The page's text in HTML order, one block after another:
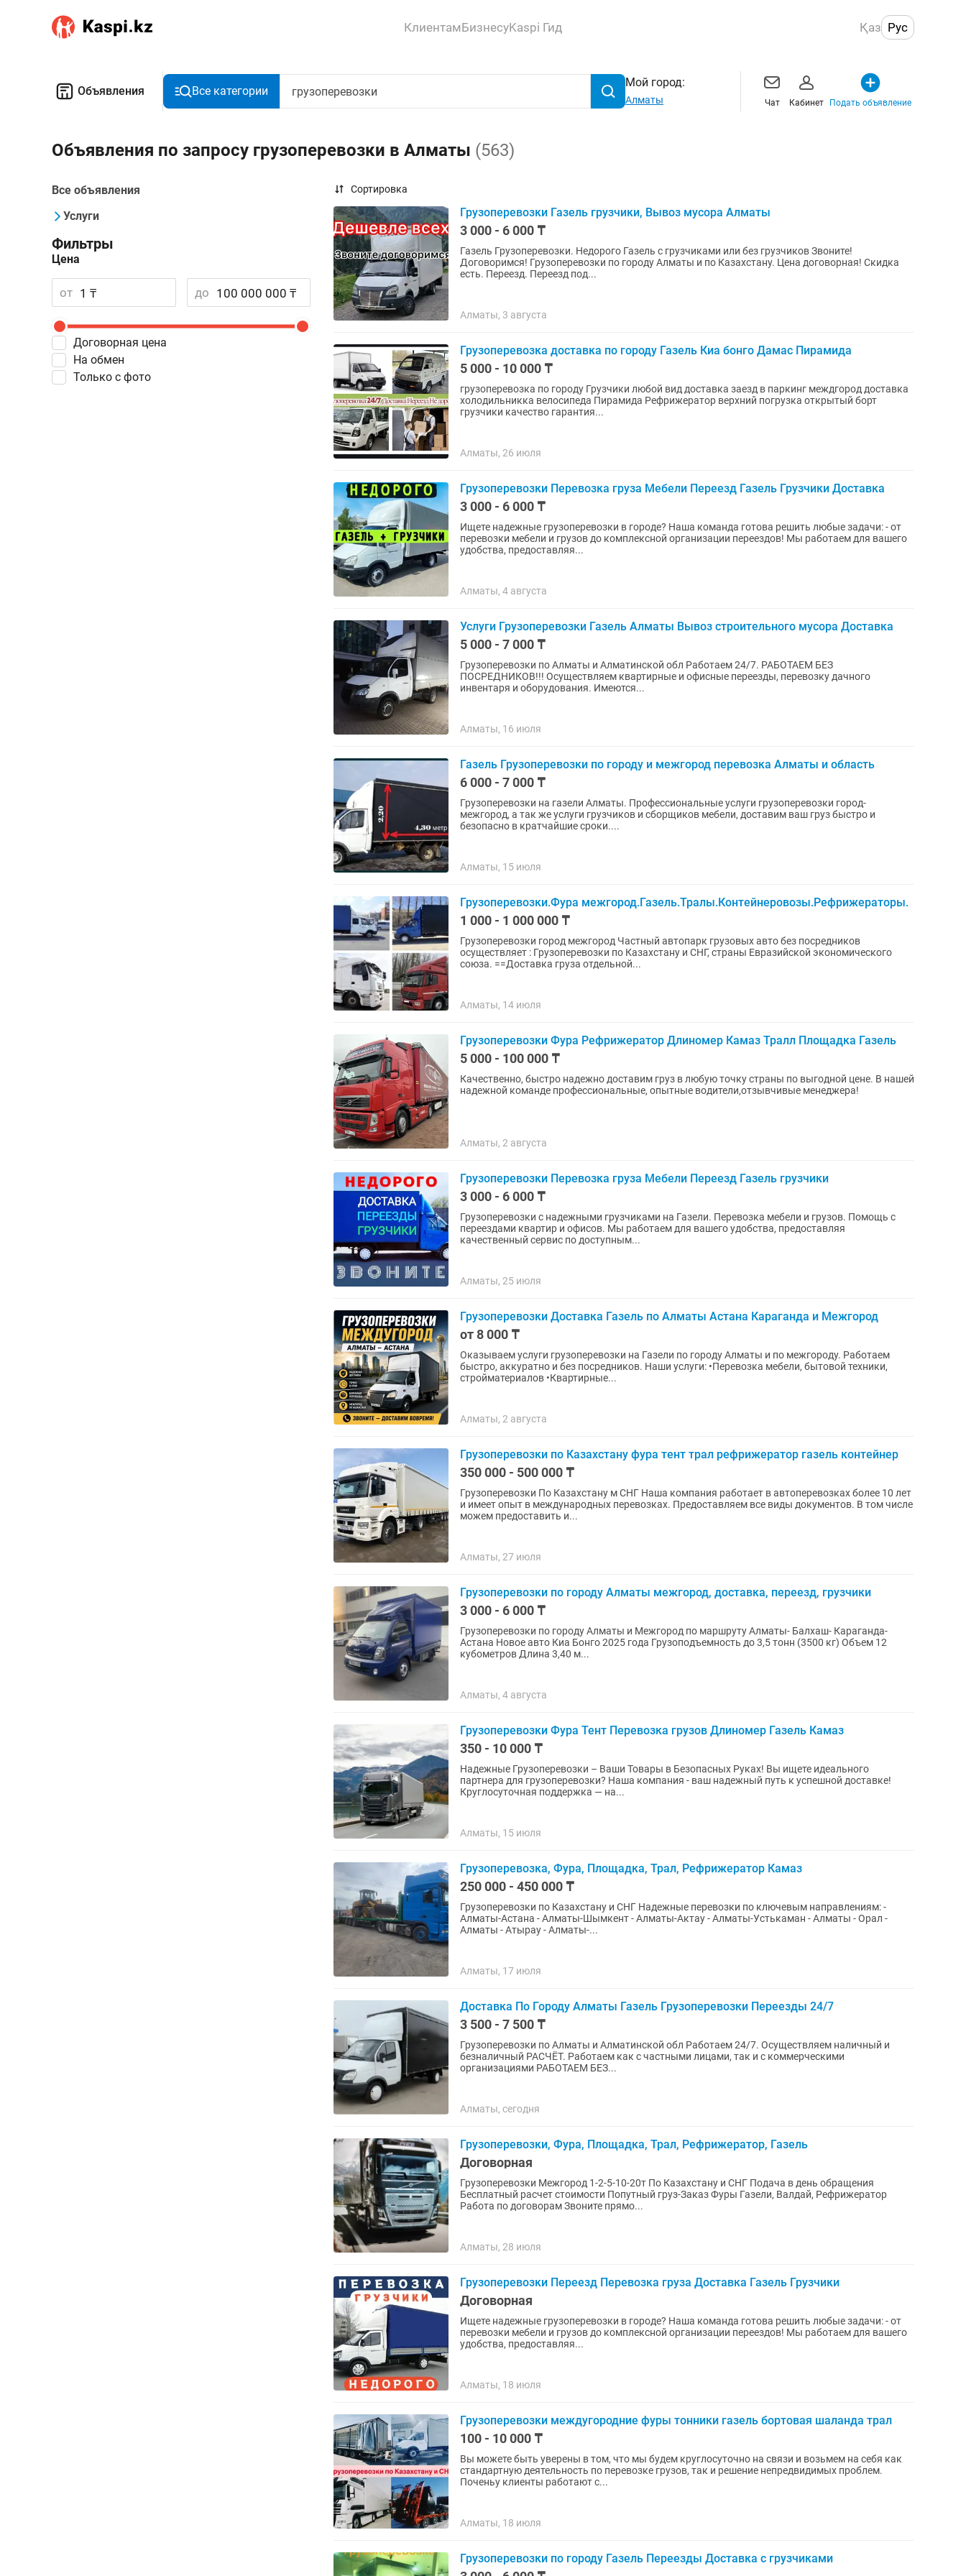
КлиентамБизнесуKaspi Гид Қаз Рус
Объявления Все категории
Мой город:
Алматы Чат Кабинет Подать объявление
Объявления по запросу грузоперевозки в Алматы (563)
Все объявления
Услуги
Фильтры
Цена
от до
Договорная цена
На обмен
Только с фото
Сортировка
Грузоперевозки Газель грузчики, Вывоз мусора Алматы
3 000 - 6 000 ₸
Газель Грузоперевозки. Недорого Газель с грузчиками или без грузчиков Звоните!
Договоримся! Грузоперевозки по городу Алматы и по Казахстану. Цена договорная! Скидка
есть. Переезд. Переезд под...
Алматы, 3 августа
Грузоперевозка доставка по городу Газель Киа бонго Дамас Пирамида
5 000 - 10 000 ₸
грузоперевозка по городу Грузчики любой вид доставка заезд в паркинг междгород доставка
холодильникка велосипеда Пирамида Рефрижератор верхний погрузка открытый борт
грузчики качество гарантия...
Алматы, 26 июля
Грузоперевозки Перевозка груза Мебели Переезд Газель Грузчики Доставка
3 000 - 6 000 ₸
Ищете надежные грузоперевозки в городе? Наша команда готова решить любые задачи: - от
перевозки мебели и грузов до комплексной организации переездов! Мы работаем для вашего
удобства, предоставляя...
Алматы, 4 августа
Услуги Грузоперевозки Газель Алматы Вывоз строительного мусора Доставка
5 000 - 7 000 ₸
Грузоперевозки по Алматы и Алматинской обл Работаем 24/7. РАБОТАЕМ БЕЗ
ПОСРЕДНИКОВ!!! Осуществляем квартирные и офисные переезды, перевозку дачного
инвентаря и оборудования. Имеются...
Алматы, 16 июля
Газель Грузоперевозки по городу и межгород перевозка Алматы и область
6 000 - 7 000 ₸
Грузоперевозки на газели Алматы. Профессиональные услуги грузоперевозки город-
межгород, а так же услуги грузчиков и сборщиков мебели, доставим ваш груз быстро и
безопасно в кратчайшие сроки....
Алматы, 15 июля
Грузоперевозки.Фура межгород.Газель.Тралы.Контейнеровозы.Рефрижераторы.
1 000 - 1 000 000 ₸
Грузоперевозки город межгород Частный автопарк грузовых авто без посредников
осуществляет : Грузоперевозки по Казахстану и СНГ, страны Евразийской экономического
союза. ==Доставка груза отдельной...
Алматы, 14 июля
Грузоперевозки Фура Рефрижератор Длиномер Камаз Тралл Площадка Газель
5 000 - 100 000 ₸
Качественно, быстро надежно доставим груз в любую точку страны по выгодной цене. В нашей
надежной команде профессиональные, опытные водители,отзывчивые менеджера!
Алматы, 2 августа
Грузоперевозки Перевозка груза Мебели Переезд Газель грузчики
3 000 - 6 000 ₸
Грузоперевозки с надежными грузчиками на Газели. Перевозка мебели и грузов. Помощь с
переездами квартир и офисов. Мы работаем для вашего удобства, предоставляя
качественный сервис по доступным...
Алматы, 25 июля
Грузоперевозки Доставка Газель по Алматы Астана Караганда и Межгород
от 8 000 ₸
Оказываем услуги грузоперевозки на Газели по городу Алматы и по межгороду. Работаем
быстро, аккуратно и без посредников. Наши услуги: •Перевозка мебели, бытовой техники,
стройматериалов •Квартирные...
Алматы, 2 августа
Грузоперевозки по Казахстану фура тент трал рефрижератор газель контейнер
350 000 - 500 000 ₸
Грузоперевозки По Казахстану м СНГ Наша компания работает в автоперевозках более 10 лет
и имеет опыт в международных перевозках. Предоставляем все виды документов. В том числе
можем предоставить и...
Алматы, 27 июля
Грузоперевозки по городу Алматы межгород, доставка, переезд, грузчики
3 000 - 6 000 ₸
Грузоперевозки по городу Алматы и Межгород по маршруту Алматы- Балхаш- Караганда-
Астана Новое авто Киа Бонго 2025 года Грузоподъемность до 3,5 тонн (3500 кг) Объем 12
кубометров Длина 3,40 м...
Алматы, 4 августа
Грузоперевозки Фура Тент Перевозка грузов Длиномер Газель Камаз
350 - 10 000 ₸
Надежные Грузоперевозки – Ваши Товары в Безопасных Руках! Вы ищете идеального
партнера для грузоперевозки? Наша компания - ваш надежный путь к успешной доставке!
Круглосуточная поддержка — на...
Алматы, 15 июля
Грузоперевозка, Фура, Площадка, Трал, Рефрижератор Камаз
250 000 - 450 000 ₸
Грузоперевозки по Казахстану и СНГ Надежные перевозки по ключевым направлениям: -
Алматы-Астана - Алматы-Шымкент - Алматы-Актау - Алматы-Устькаман - Алматы - Орал -
Алматы - Атырау - Алматы-...
Алматы, 17 июля
Доставка По Городу Алматы Газель Грузоперевозки Переезды 24/7
3 500 - 7 500 ₸
Грузоперевозки по Алматы и Алматинской обл Работаем 24/7. Осуществляем наличный и
безналичный РАСЧЁТ. Работаем как с частными лицами, так и c коммерческими
организациями РАБОТАЕМ БЕЗ...
Алматы, сегодня
Грузоперевозки, Фура, Площадка, Трал, Рефрижератор, Газель
Договорная
Грузоперевозки Межгород 1-2-5-10-20т По Казахстану и СНГ Подача в день обращения
Бесплатный расчет стоимости Попутный груз-Заказ Фуры Газели, Валдай, Рефрижератор
Работа по договорам Звоните прямо...
Алматы, 28 июля
Грузоперевозки Переезд Перевозка груза Доставка Газель Грузчики
Договорная
Ищете надежные грузоперевозки в городе? Наша команда готова решить любые задачи: - от
перевозки мебели и грузов до комплексной организации переездов! Мы работаем для вашего
удобства, предоставляя...
Алматы, 18 июля
Грузоперевозки междугородние фуры тонники газель бортовая шаланда трал
100 - 10 000 ₸
Вы можете быть уверены в том, что мы будем круглосуточно на связи и возьмем на себя как
стандартную деятельность по перевозке грузов, так и решение непредвидимых проблем.
Поченьу клиенты работают с...
Алматы, 18 июля
Грузоперевозки по городу Газель Переезды Доставка с грузчиками